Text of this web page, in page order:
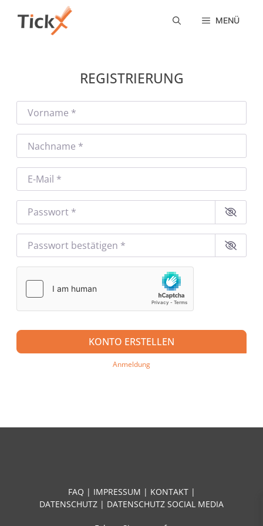
Inhalt
springen
MENÜ
REGISTRIERUNG
Vorname
Nachname
E-Mail
Passwort
Passwort bestätigen*
KONTO ERSTELLEN
Anmeldung
FAQ | IMPRESSUM | KONTAKT|
DATENSCHUTZ | DATENSCHUTZ SOCIAL MEDIA